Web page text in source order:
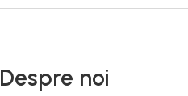
Despre noi